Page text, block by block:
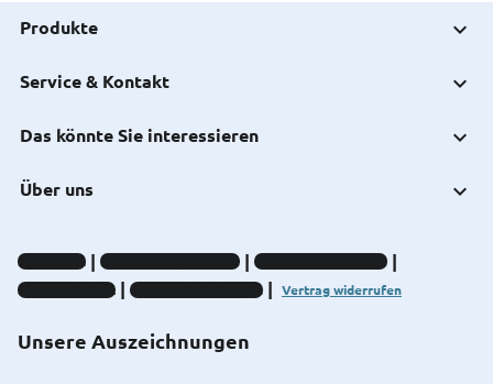
Produkte
Service & Kontakt
Das könnte Sie interessieren
Über uns
Unsere Auszeichnungen
Impressum Datenschutz-Hinweise
Compliance-Hinweise
Barrierefreiheit
Cookie-Einstellungen Vertrag widerrufen